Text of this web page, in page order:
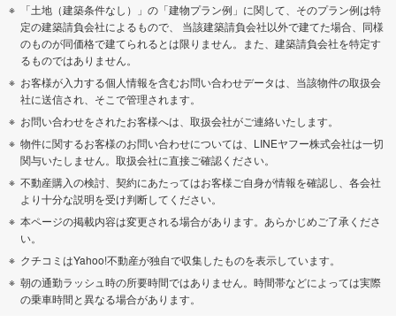
「土地（建築条件なし）」の「建物プラン例」に関して、そのプラン例は特
定の建築請負会社によるもので、 当該建築請負会社以外で建てた場合、同様
のものが同価格で建てられるとは限りません。また、建築請負会社を特定す
るものではありません。
お客様が入力する個人情報を含むお問い合わせデータは、当該物件の取扱会
社に送信され、そこで管理されます。
お問い合わせをされたお客様へは、取扱会社がご連絡いたします。
物件に関するお客様のお問い合わせについては、LINEヤフー株式会社は一切
関与いたしません。取扱会社に直接ご確認ください。
不動産購入の検討、契約にあたってはお客様ご自身が情報を確認し、各会社
より十分な説明を受け判断してください。
本ページの掲載内容は変更される場合があります。あらかじめご了承くださ
い。
クチコミはYahoo!不動産が独自で収集したものを表示しています。
朝の通勤ラッシュ時の所要時間ではありません。時間帯などによっては実際
の乗車時間と異なる場合があります。